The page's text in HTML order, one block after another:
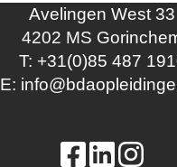
Avelingen West 33
4202 MS
T: +31(0)85 487
E: